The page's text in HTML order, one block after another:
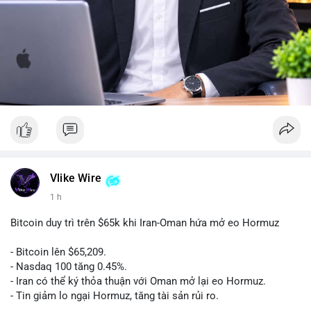
Vlike Wire
1 h
Bitcoin duy trì trên $65k khi Iran-Oman hứa mở eo Hormuz
- Bitcoin lên $65,209.
- Nasdaq 100 tăng 0.45%.
- Iran có thể ký thỏa thuận với Oman mở lại eo Hormuz.
- Tin giảm lo ngại Hormuz, tăng tài sản rủi ro.